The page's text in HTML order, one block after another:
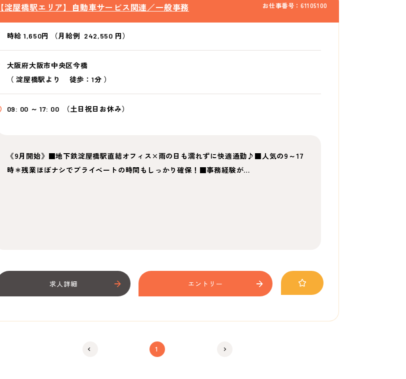
お仕事番号：61105100
【淀屋橋駅エリア】自動車サービス関連／一般事務
時給 1,650円 （月給例 242,550 円）
大阪府大阪市中央区今橋
（淀屋橋駅より 徒歩：1分 ）
09: 00 ～ 17: 00 （土日祝日お休み）
《9月開始》■地下鉄淀屋橋駅直結オフィス×雨の日も濡れずに快適通勤♪■人気の9～17
時＊残業ほぼナシでプライベートの時間もしっかり確保！■事務経験が…
求人詳細 エントリー
1